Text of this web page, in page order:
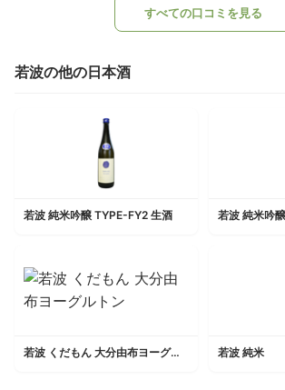
すべての口コミを見る
若波の他の日本酒
若波 純米吟醸 TYPE-FY2 生酒 若波 純米吟
若波 くだもん 大分由布ヨーグルトン 若波 純米